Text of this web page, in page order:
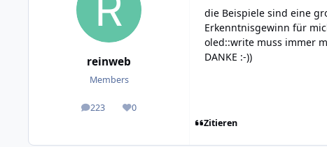
reinweb
Members
223
posts 0
Reputation
die Beispiele sind eine
Erkenntnisgewinn für
oled::write muss immer
DANKE :-))
Zitieren